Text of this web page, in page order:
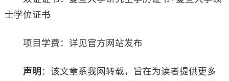
士学位证书
项目学费：详见官方网站发布
声明 ：该文章系我网转载，旨在为读者提供更多